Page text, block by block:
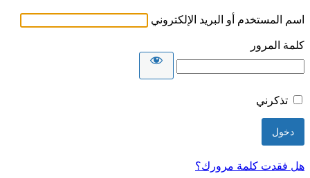
اسم المستخدم أو البريد الإلكتروني
كلمة المرور
تذكرني
هل فقدت كلمة مرورك؟